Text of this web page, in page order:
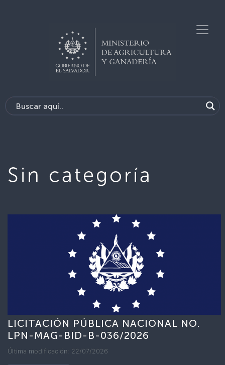
Sin categoría
LICITACIÓN PÚBLICA NACIONAL NO.
LPN-MAG-BID-B-036/2026
Última modificación: 22/07/2026